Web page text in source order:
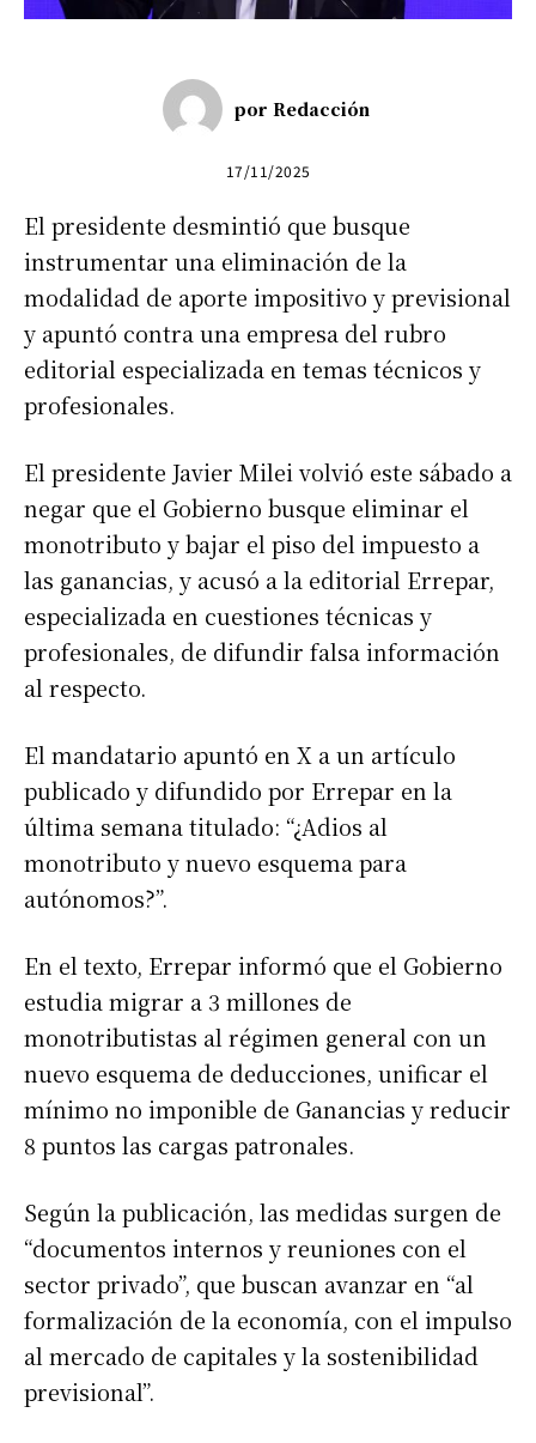
por Redacción
17/11/2025
El presidente desmintió que busque
instrumentar una eliminación de la
modalidad de aporte impositivo y previsional
y apuntó contra una empresa del rubro
editorial especializada en temas técnicos y
profesionales.
El presidente Javier Milei volvió este sábado a
negar que el Gobierno busque eliminar el
monotributo y bajar el piso del impuesto a
las ganancias, y acusó a la editorial Errepar,
especializada en cuestiones técnicas y
profesionales, de difundir falsa información
al respecto.
El mandatario apuntó en X a un artículo
publicado y difundido por Errepar en la
última semana titulado: “¿Adios al
monotributo y nuevo esquema para
autónomos?”.
En el texto, Errepar informó que el Gobierno
estudia migrar a 3 millones de
monotributistas al régimen general con un
nuevo esquema de deducciones, unificar el
mínimo no imponible de Ganancias y reducir
8 puntos las cargas patronales.
Según la publicación, las medidas surgen de
“documentos internos y reuniones con el
sector privado”, que buscan avanzar en “al
formalización de la economía, con el impulso
al mercado de capitales y la sostenibilidad
previsional”.